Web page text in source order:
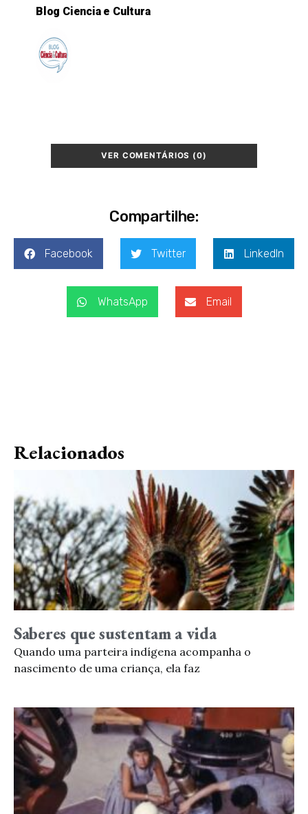
Blog Ciencia e Cultura
VER COMENTÁRIOS (0)
Compartilhe:
Facebook Twitter LinkedIn
WhatsApp Email
Relacionados
Saberes que sustentam a vida
Quando uma parteira indígena acompanha o
nascimento de uma criança, ela faz